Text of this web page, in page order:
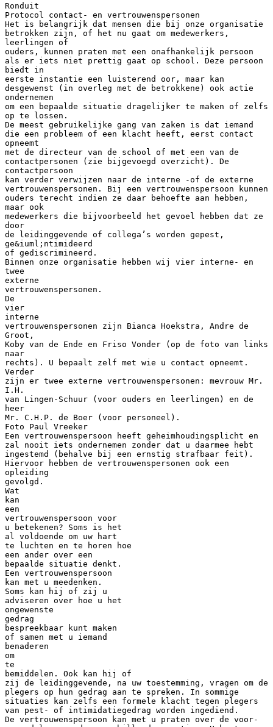
Ronduit
Protocol contact- en vertrouwenspersonen
Het is belangrijk dat mensen die bij onze organisatie
betrokken zijn, of het nu gaat om medewerkers,
leerlingen of
ouders, kunnen praten met een onafhankelijk persoon
als er iets niet prettig gaat op school. Deze persoon
biedt in
eerste instantie een luisterend oor, maar kan
desgewenst (in overleg met de betrokkene) ook actie
ondernemen
om een bepaalde situatie dragelijker te maken of zelfs
op te lossen.
De meest gebruikelijke gang van zaken is dat iemand
die een probleem of een klacht heeft, eerst contact
opneemt
met de directeur van de school of met een van de
contactpersonen (zie bijgevoegd overzicht). De
contactpersoon
kan verder verwijzen naar de interne -of de externe
vertrouwenspersonen. Bij een vertrouwenspersoon kunnen
ouders terecht indien ze daar behoefte aan hebben,
maar ook
medewerkers die bijvoorbeeld het gevoel hebben dat ze
door
de leidinggevende of collega’s worden gepest,
ge&iuml;ntimideerd
of gediscrimineerd.
Binnen onze organisatie hebben wij vier interne- en
twee
externe
vertrouwenspersonen.
De
vier
interne
vertrouwenspersonen zijn Bianca Hoekstra, Andre de
Groot,
Koby van de Ende en Friso Vonder (op de foto van links
naar
rechts). U bepaalt zelf met wie u contact opneemt.
Verder
zijn er twee externe vertrouwenspersonen: mevrouw Mr.
I.H.
van Lingen-Schuur (voor ouders en leerlingen) en de
heer
Mr. C.H.P. de Boer (voor personeel).
Foto Paul Vreeker
Een vertrouwenspersoon heeft geheimhoudingsplicht en
zal nooit iets ondernemen zonder dat u daarmee hebt
ingestemd (behalve bij een ernstig strafbaar feit).
Hiervoor hebben de vertrouwenspersonen ook een
opleiding
gevolgd.
Wat
kan
een
vertrouwenspersoon voor
u betekenen? Soms is het
al voldoende om uw hart
te luchten en te horen hoe
een ander over een
bepaalde situatie denkt.
Een vertrouwenspersoon
kan met u meedenken.
Soms kan hij of zij u
adviseren over hoe u het
ongewenste
gedrag
bespreekbaar kunt maken
of samen met u iemand
benaderen
om
te
bemiddelen. Ook kan hij of
zij de leidinggevende, na uw toestemming, vragen om de
plegers op hun gedrag aan te spreken. In sommige
situaties kan zelfs een formele klacht tegen plegers
van pest- of intimidatiegedrag worden ingediend.
De vertrouwenspersoon kan met u praten over de voor-